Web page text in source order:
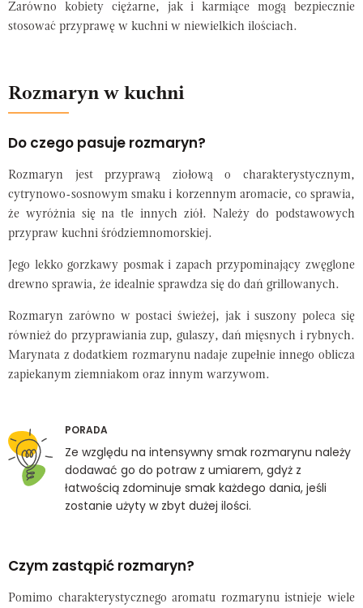
Zarówno kobiety ciężarne, jak i karmiące mogą bezpiecznie
stosować przyprawę w kuchni w niewielkich ilościach.
Rozmaryn w kuchni
Do czego pasuje rozmaryn?
Rozmaryn jest przyprawą ziołową o charakterystycznym,
cytrynowo-sosnowym smaku i korzennym aromacie, co sprawia,
że wyróżnia się na tle innych ziół. Należy do podstawowych
przypraw kuchni śródziemnomorskiej.
Jego lekko gorzkawy posmak i zapach przypominający zwęglone
drewno sprawia, że idealnie sprawdza się do dań grillowanych.
Rozmaryn zarówno w postaci świeżej, jak i suszony poleca się
również do przyprawiania zup, gulaszy, dań mięsnych i rybnych.
Marynata z dodatkiem rozmarynu nadaje zupełnie innego oblicza
zapiekanym ziemniakom oraz innym warzywom.
PORADA
Ze względu na intensywny smak rozmarynu należy
dodawać go do potraw z umiarem, gdyż z
łatwością zdominuje smak każdego dania, jeśli
zostanie użyty w zbyt dużej ilości.
Czym zastąpić rozmaryn?
Pomimo charakterystycznego aromatu rozmarynu istnieje wiele